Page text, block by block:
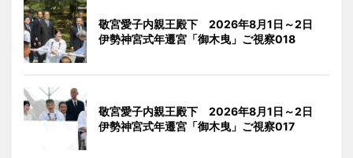
敬宮愛子内親王殿下 2026年8月1日～2日
伊勢神宮式年遷宮「御木曳」ご視察018
敬宮愛子内親王殿下 2026年8月1日～2日
伊勢神宮式年遷宮「御木曳」ご視察017